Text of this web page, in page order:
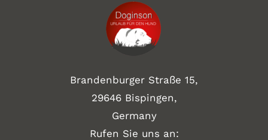
Brandenburger Straße 15,
29646 Bispingen,
Germany
Rufen Sie uns an: